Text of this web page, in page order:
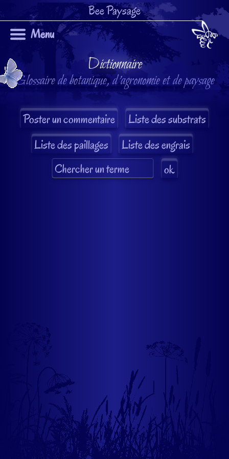
Bee Paysage
Menu
Dictionnaire
Glossaire de botanique, d'agronomie et de paysage
Liste des substrats
Liste des paillages
Liste des engrais